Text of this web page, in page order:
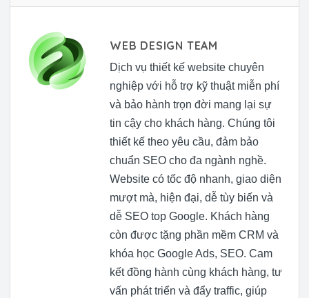
WEB DESIGN TEAM
Dịch vụ thiết kế website chuyên
nghiệp với hỗ trợ kỹ thuật miễn phí
và bảo hành trọn đời mang lại sự
tin cậy cho khách hàng. Chúng tôi
thiết kế theo yêu cầu, đảm bảo
chuẩn SEO cho đa ngành nghề.
Website có tốc độ nhanh, giao diện
mượt mà, hiện đại, dễ tùy biến và
dễ SEO top Google. Khách hàng
còn được tặng phần mềm CRM và
khóa học Google Ads, SEO. Cam
kết đồng hành cùng khách hàng, tư
vấn phát triển và đẩy traffic, giúp